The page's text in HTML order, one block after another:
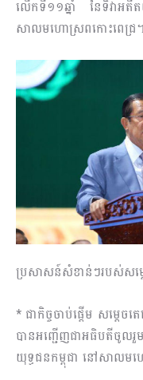
លើកទី១១ឆ្នាំ នៃទិវាអតី
សាលមហោស្រពកោះពេជ្រ។
ប្រសាសន៍សំខាន់ៗរបស់សម្
* ជាកិច្ចចាប់ផ្តើម សម្តេ
បានអញ្ជើញជាអធិបតីចូល
យុទ្ធជនកម្ពុជា នៅសាលម